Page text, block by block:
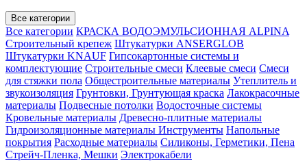
Все категории
Все категории КРАСКА ВОДОЭМУЛЬСИОННАЯ ALPINA
Строительный крепеж Штукатурки ANSERGLOB
Штукатурки KNAUF Гипсокартонные системы и
комплектующие Строительные смеси Клеевые смеси Смеси
для стяжки пола Общестроительные материалы Утеплитель и
звукоизоляция Грунтовки, Грунтующая краска Лакокрасочные
материалы Подвесные потолки Водосточные системы
Кровельные материалы Древесно-плитные материалы
Гидроизоляционные материалы Инструменты Напольные
покрытия Расходные материалы Силиконы, Герметики, Пена
Стрейч-Пленка, Мешки Электрокабели